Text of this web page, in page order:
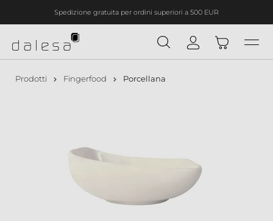
principaleSpedizione gratuita per ordini superiori a 500 EUR
Prodotti Fingerfood Porcellana